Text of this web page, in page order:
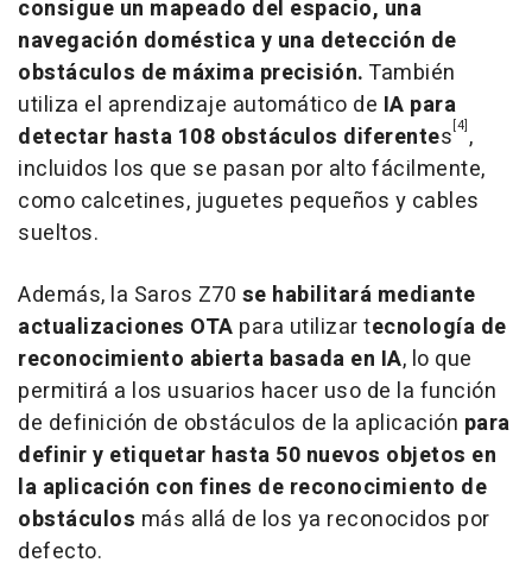
consigue un mapeado del espacio, una
navegación doméstica y una detección de
obstáculos de máxima precisión. También
utiliza el aprendizaje automático de IA para
detectar hasta 108 obstáculos diferentes[4],
incluidos los que se pasan por alto fácilmente,
como calcetines, juguetes pequeños y cables
sueltos.
Además, la Saros Z70 se habilitará mediante
actualizaciones OTA para utilizar tecnología de
reconocimiento abierta basada en IA, lo que
permitirá a los usuarios hacer uso de la función
de definición de obstáculos de la aplicación para
definir y etiquetar hasta 50 nuevos objetos en
la aplicación con fines de reconocimiento de
obstáculos más allá de los ya reconocidos por
defecto.